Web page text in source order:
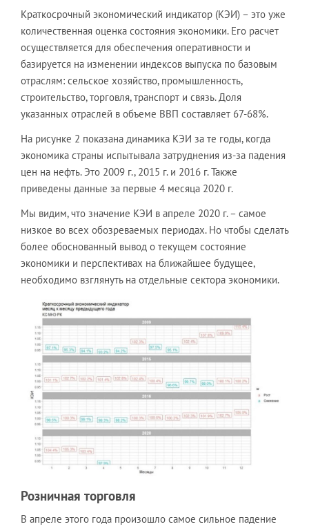
Краткосрочный экономический индикатор (КЭИ) – это уже
количественная оценка состояния экономики. Его расчет
осуществляется для обеспечения оперативности и
базируется на изменении индексов выпуска по базовым
отраслям: сельское хозяйство, промышленность,
строительство, торговля, транспорт и связь. Доля
указанных отраслей в объеме ВВП составляет 67-68%.
На рисунке 2 показана динамика КЭИ за те годы, когда
экономика страны испытывала затруднения из-за падения
цен на нефть. Это 2009 г., 2015 г. и 2016 г. Также
приведены данные за первые 4 месяца 2020 г.
Мы видим, что значение КЭИ в апреле 2020 г. – самое
низкое во всех обозреваемых периодах. Но чтобы сделать
более обоснованный вывод о текущем состояние
экономики и перспективах на ближайшее будущее,
необходимо взглянуть на отдельные сектора экономики.
Розничная торговля
В апреле этого года произошло самое сильное падение